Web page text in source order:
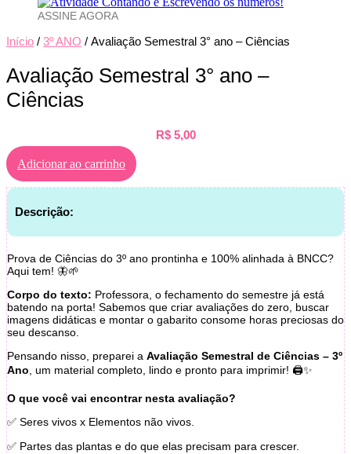
ASSINE AGORA
Início / 3º ANO / Avaliação Semestral 3° ano – Ciências
Avaliação Semestral 3° ano –
Ciências
R$5,00
Adicionar ao carrinho
Descrição:
Prova de Ciências do 3º ano prontinha e 100% alinhada à BNCC?
Aqui tem! 🦋🌱
Corpo do texto: Professora, o fechamento do semestre já está
batendo na porta! Sabemos que criar avaliações do zero, buscar
imagens didáticas e montar o gabarito consome horas preciosas do
seu descanso.
Pensando nisso, preparei a Avaliação Semestral de Ciências – 3º
Ano , um material completo, lindo e pronto para imprimir! 🖨️✨
O que você vai encontrar nesta avaliação?
✅ Seres vivos x Elementos não vivos.
✅ Partes das plantas e do que elas precisam para crescer.